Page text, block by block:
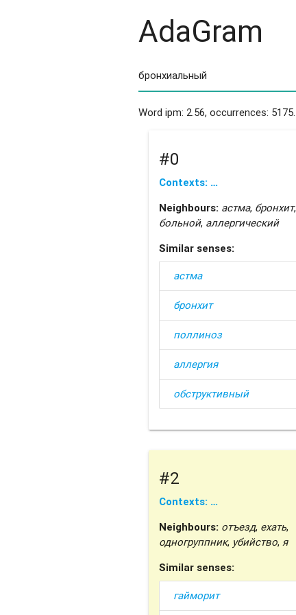
AdaGram
Word ipm: 2.56, occurrences: 5175.
#0
Contexts: …
Neighbours: астма, бронхит,
больной, аллергический
Similar senses:
астма
бронхит
поллиноз
аллергия
обструктивный
#2
Contexts: …
Neighbours: отъезд, ехать,
одногруппник, убийство, я
Similar senses:
гайморит